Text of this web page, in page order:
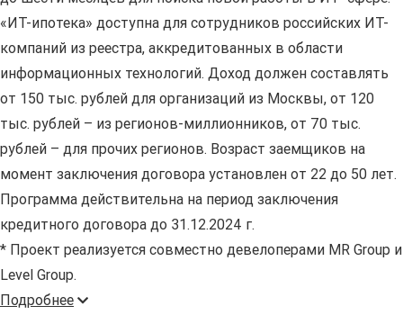
«ИТ-ипотека» доступна для сотрудников российских ИТ-
компаний из реестра, аккредитованных в области
информационных технологий. Доход должен составлять
от 150 тыс. рублей для организаций из Москвы, от 120
тыс. рублей – из регионов-миллионников, от 70 тыс.
рублей – для прочих регионов. Возраст заемщиков на
момент заключения договора установлен от 22 до 50 лет.
Программа действительна на период заключения
кредитного договора до 31.12.2024 г.
* Проект реализуется совместно девелоперами MR Group и
Level Group.
Подробнее